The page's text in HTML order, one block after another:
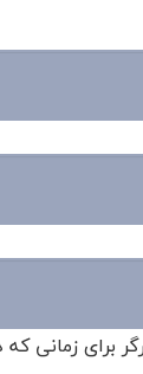
برای زمانی